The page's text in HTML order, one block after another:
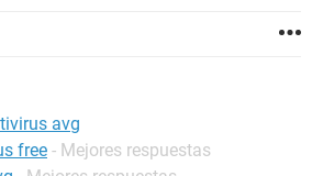
avg
free - Mejores respuestas